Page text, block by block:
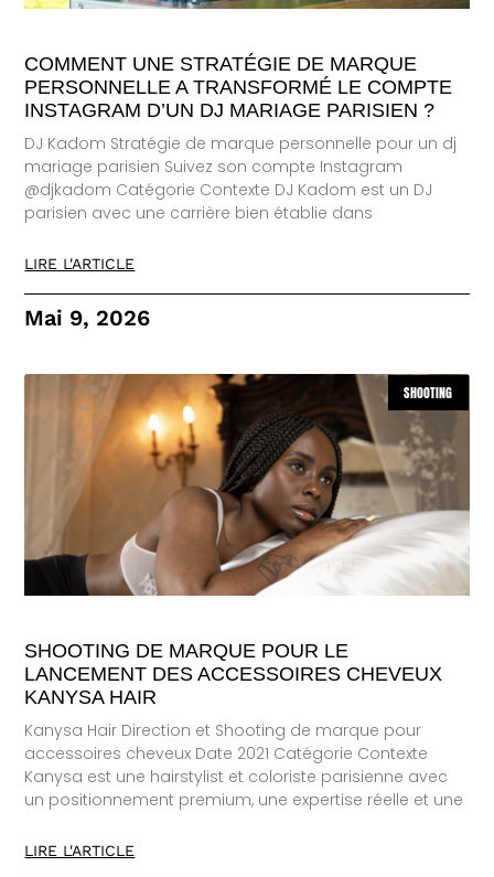
COMMENT UNE STRATÉGIE DE MARQUE
PERSONNELLE A TRANSFORMÉ LE COMPTE
INSTAGRAM D’UN DJ MARIAGE PARISIEN ?
DJ Kadom Stratégie de marque personnelle pour un dj
mariage parisien Suivez son compte Instagram
@djkadom Catégorie Contexte DJ Kadom est un DJ
parisien avec une carrière bien établie dans
LIRE L'ARTICLE
Mai 9, 2026
SHOOTING
SHOOTING DE MARQUE POUR LE
LANCEMENT DES ACCESSOIRES CHEVEUX
KANYSA HAIR
Kanysa Hair Direction et Shooting de marque pour
accessoires cheveux Date 2021 Catégorie Contexte
Kanysa est une hairstylist et coloriste parisienne avec
un positionnement premium, une expertise réelle et une
LIRE L'ARTICLE